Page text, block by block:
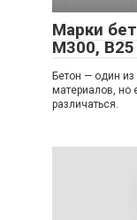
Марки
М300,
Бетон — один
материалов, но
различаться.